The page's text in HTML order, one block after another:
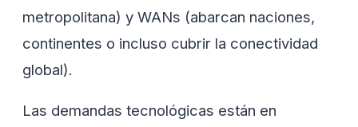
metropolitana) y WANs (abarcan naciones,
continentes o incluso cubrir la conectividad
global).
Las demandas tecnológicas están en